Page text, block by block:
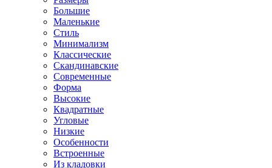
Большие
Маленькие
Стиль
Минимализм
Классические
Скандинавские
Современные
Форма
Высокие
Квадратные
Угловые
Низкие
Особенности
Встроенные
Из кладовки